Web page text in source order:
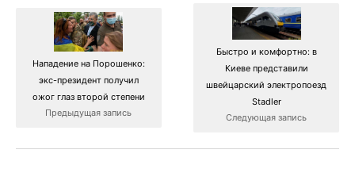
Нападение на Порошенко:
экс-президент получил
ожог глаз второй степени
Предыдущая запись
Быстро и комфортно: в
Киеве представили
швейцарский электропоезд
Stadler
Следующая запись